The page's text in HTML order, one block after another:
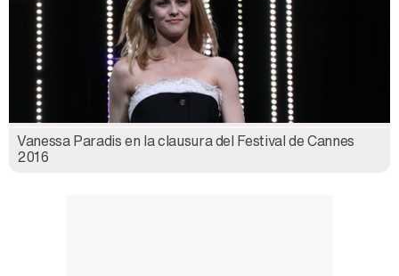
Vanessa Paradis en la clausura del Festival de Cannes
2016